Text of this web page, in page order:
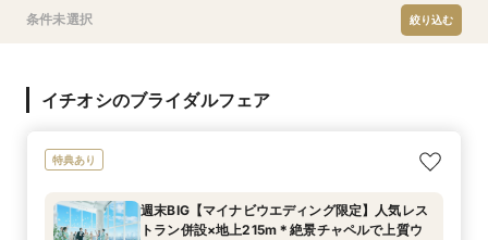
条件未選択 絞り込む
イチオシのブライダルフェア
特典あり
週末BIG【マイナビウエディング限定】人気レス
トラン併設×地上215m＊絶景チャペルで上質ウ